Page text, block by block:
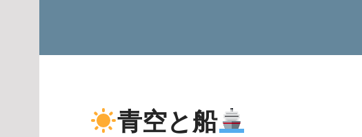
キ
青空と船